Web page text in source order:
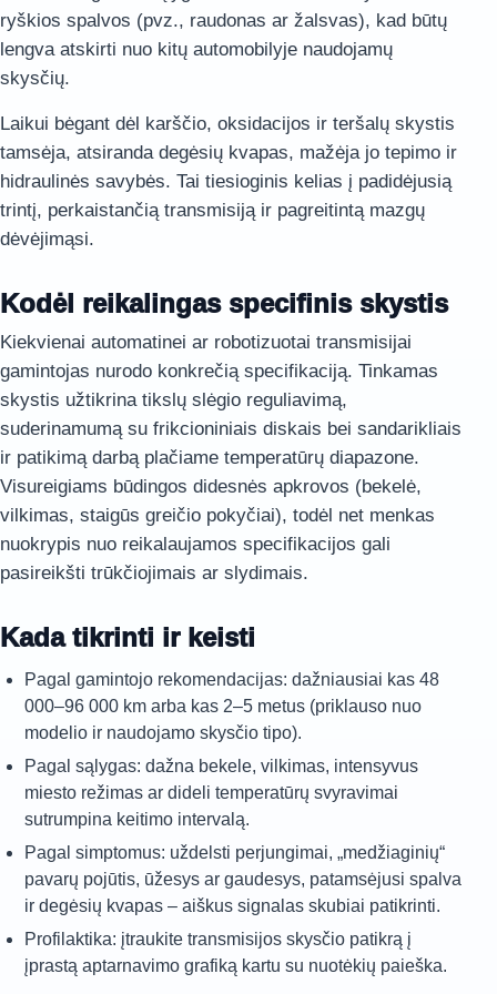
ryškios spalvos (pvz., raudonas ar žalsvas), kad būtų
lengva atskirti nuo kitų automobilyje naudojamų
skysčių.
Laikui bėgant dėl karščio, oksidacijos ir teršalų skystis
tamsėja, atsiranda degėsių kvapas, mažėja jo tepimo ir
hidraulinės savybės. Tai tiesioginis kelias į padidėjusią
trintį, perkaistančią transmisiją ir pagreitintą mazgų
dėvėjimąsi.
Kodėl reikalingas specifinis skystis
Kiekvienai automatinei ar robotizuotai transmisijai
gamintojas nurodo konkrečią specifikaciją. Tinkamas
skystis užtikrina tikslų slėgio reguliavimą,
suderinamumą su frikcioniniais diskais bei sandarikliais
ir patikimą darbą plačiame temperatūrų diapazone.
Visureigiams būdingos didesnės apkrovos (bekelė,
vilkimas, staigūs greičio pokyčiai), todėl net menkas
nuokrypis nuo reikalaujamos specifikacijos gali
pasireikšti trūkčiojimais ar slydimais.
Kada tikrinti ir keisti
Pagal gamintojo rekomendacijas: dažniausiai kas 48
000–96 000 km arba kas 2–5 metus (priklauso nuo
modelio ir naudojamo skysčio tipo).
Pagal sąlygas: dažna bekele, vilkimas, intensyvus
miesto režimas ar dideli temperatūrų svyravimai
sutrumpina keitimo intervalą.
Pagal simptomus: uždelsti perjungimai, „medžiaginių“
pavarų pojūtis, ūžesys ar gaudesys, patamsėjusi spalva
ir degėsių kvapas – aiškus signalas skubiai patikrinti.
Profilaktika: įtraukite transmisijos skysčio patikrą į
įprastą aptarnavimo grafiką kartu su nuotėkių paieška.